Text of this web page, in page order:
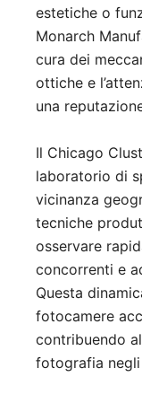
estetiche o
Monarch
cura dei
ottiche e
una
Il Chicago
laboratorio di
vicinanza
tecniche
osservare
concorrenti e
Questa
fotocamere
contribuendo
fotografia negli